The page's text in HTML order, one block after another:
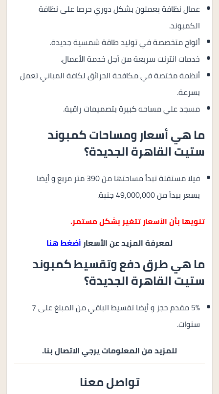
عمال نظافة يعملون بشكل دوري حرصا على نظافة
الكمبوند.
ألواح متخصصة في توليد طاقة شمسية جديدة.
خدمات انترنت سريعة من أجل خدمة الأعمال.
أنظمة مختصة في مكافحة الحرائق لكافة المباني تعمل
بسرعة.
مسجد علي مساحه كبيرة بتصميمات راقية.
ما هي أسعار ومساحات كمبوند
ستيت القاهرة الجديدة؟
فيلا مستقلة تبدأ مساحتها من 390 متر مربع و أيضا
بسعر يبدأ من 49,000,000 جنية.
تنويها بأن الأسعار تتغير بشكل مستمر.
لمعرفة المزيد عن الأسعارأضغط هنا
ما هي طرق دفع وتقسيط كمبوند
ستيت القاهرة الجديدة؟
5% مقدم حجز و أيضا تقسيط الباقي من المبلغ على 7
سنوات.
للمزيد من المعلومات يرجي الاتصال بنا.
تواصل معنا